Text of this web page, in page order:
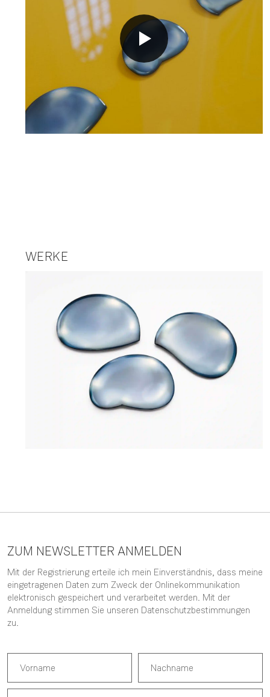
WERKE
ZUM NEWSLETTER ANMELDEN
Mit der Registrierung erteile ich mein Einverständnis, dass meine
eingetragenen Daten zum Zweck der Onlinekommunikation
elektronisch gespeichert und verarbeitet werden. Mit der
Anmeldung stimmen Sie unseren Datenschutzbestimmungen
zu.